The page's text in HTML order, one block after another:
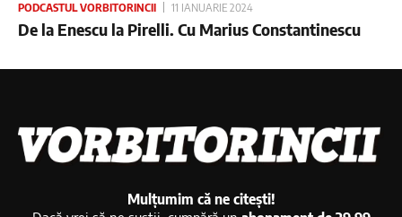
PODCASTUL VORBITORINCII 11 IANUARIE 2024
De la Enescu la Pirelli. Cu Marius Constantinescu
Mulțumim că ne citești!